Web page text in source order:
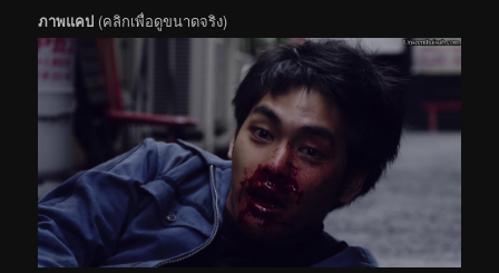
ภาพแคป (คลิกเพื่อดูขนาดจริง)